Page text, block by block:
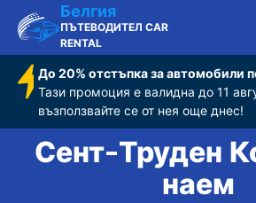
Белгия
ПЪТЕВОДИТЕЛ CAR
RENTAL
До 20% отстъпка за автомобили
Тази промоция е валидна до 11
възползвайте се от нея още днес!
Сент-Труден
наем